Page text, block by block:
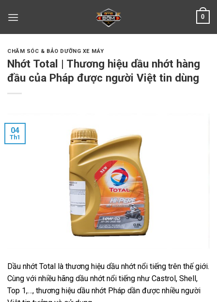
0
CHĂM SÓC & BẢO DƯỠNG XE MÁY
Nhớt Total | Thương hiệu dầu nhớt hàng
đầu của Pháp được người Việt tin dùng
04
Th1
Dầu nhớt Total là thương hiệu dầu nhớt nổi tiếng trên thế giới.
Cùng với nhiều hãng dầu nhớt nổi tiếng như Castrol, Shell,
Top 1,…, thương hiệu dầu nhớt Pháp dần được nhiều người